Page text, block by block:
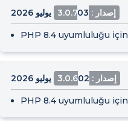
إصدار : 3.0.7 03 يوليو 2026
PHP 8.4 uyumluluğu
إصدار : 3.0.6 02 يوليو 2026
PHP 8.4 uyumluluğu